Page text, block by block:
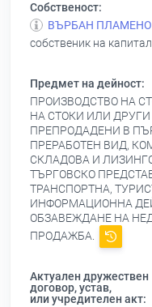
Собственост:
ВЪРБАН
собственик на
Предмет на дейност:
ПРОИЗВОДСТВО НА
НА СТОКИ ИЛИ
ПРЕПРОДАДЕНИ В
ПРЕРАБОТЕН ВИД,
СКЛАДОВА И
ТЪРГОВСКО
ТРАНСПОРТНА,
ИНФОРМАЦИОННА
ОБЗАВЕЖДАНЕ НА
ПРОДАЖБА.
Актуален дружествен
договор, устав,
или учредителен акт: